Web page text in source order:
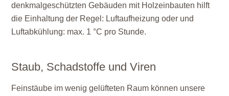
denkmalgeschützten Gebäuden mit Holzeinbauten hilft
die Einhaltung der Regel: Luftaufheizung oder und
Luftabkühlung: max. 1 °C pro Stunde.
Staub, Schadstoffe und Viren
Feinstäube im wenig gelüfteten Raum können unsere